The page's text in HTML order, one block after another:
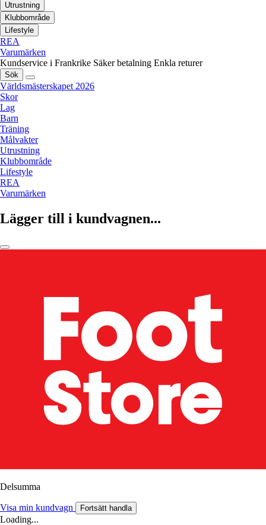
Utrustning
Klubbområde
Lifestyle
REA
Varumärken
Kundservice i Frankrike Säker betalning Enkla returer
Sök
Världsmästerskapet 2026
Skor
Lag
Barn
Träning
Målvakter
Utrustning
Klubbområde
Lifestyle
REA
Varumärken
Lägger till i kundvagnen...
Delsumma
Visa min kundvagn Fortsätt handla
Loading...